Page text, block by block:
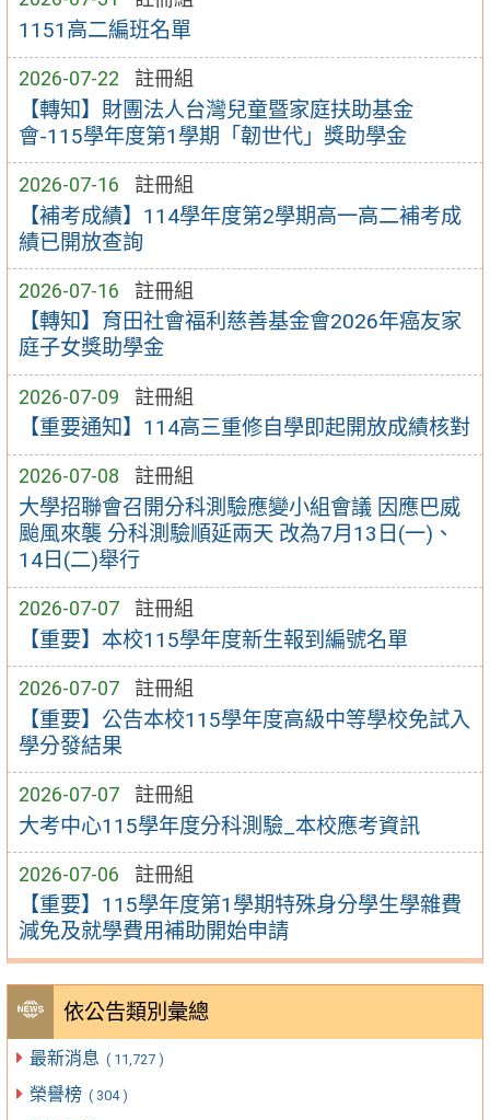
1151高二編班名單
2026-07-22 註冊組
【轉知】財團法人台灣兒童暨家庭扶助基金
會-115學年度第1學期「韌世代」獎助學金
2026-07-16 註冊組
【補考成績】114學年度第2學期高一高二補考成
績已開放查詢
2026-07-16 註冊組
【轉知】育田社會福利慈善基金會2026年癌友家
庭子女獎助學金
2026-07-09 註冊組
【重要通知】114高三重修自學即起開放成績核對
2026-07-08 註冊組
大學招聯會召開分科測驗應變小組會議 因應巴威
颱風來襲 分科測驗順延兩天 改為7月13日(一)、
14日(二)舉行
2026-07-07 註冊組
【重要】本校115學年度新生報到編號名單
2026-07-07 註冊組
【重要】公告本校115學年度高級中等學校免試入
學分發結果
2026-07-07 註冊組
大考中心115學年度分科測驗_本校應考資訊
2026-07-06 註冊組
【重要】115學年度第1學期特殊身分學生學雜費
減免及就學費用補助開始申請
依公告類別彙總
最新消息 ( 11,727 )
榮譽榜 ( 304 )